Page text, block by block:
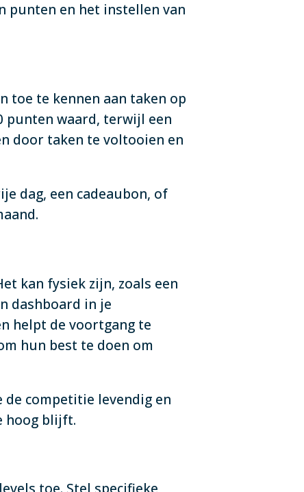
punten en het instellen van
toe te kennen aan taken op
punten waard, terwijl een
door taken te voltooien en
dag, een cadeaubon, of
kan fysiek zijn, zoals een
dashboard in je
helpt de voortgang te
hun best te doen om
competitie levendig en
hoog blijft.